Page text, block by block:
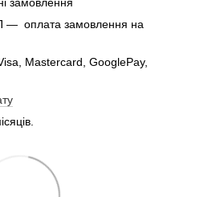
— оплата замовлення на
Mastercard, GooglePay,